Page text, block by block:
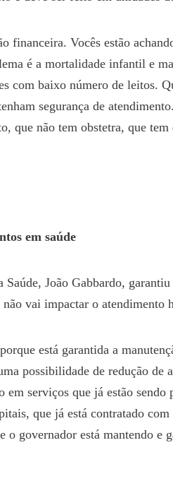
financeira. Vocês estão
é a mortalidade infantil e
com baixo número de leitos.
segurança de
que não tem obstetra, que
em saúde
Saúde, João Gabbardo,
vai impactar o atendimento
está garantida a
possibilidade de redução de
em serviços que já estão sendo
que já está contratado
o governador está mantendo e